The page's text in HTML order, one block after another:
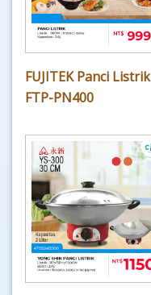
FUJITEK Panci Listrik
FTP-PN400